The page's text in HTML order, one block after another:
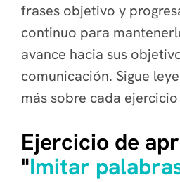
frases objetivo y
continuo para
avance hacia sus
comunicación. Sigue
más sobre cada
Ejercicio de
"Imitar